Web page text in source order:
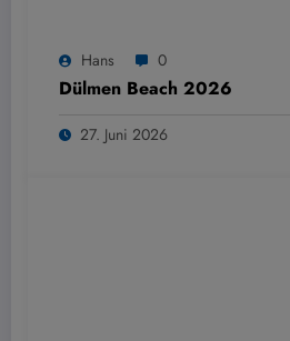
Hans 0
Dülmen Beach 2026
27. Juni 2026